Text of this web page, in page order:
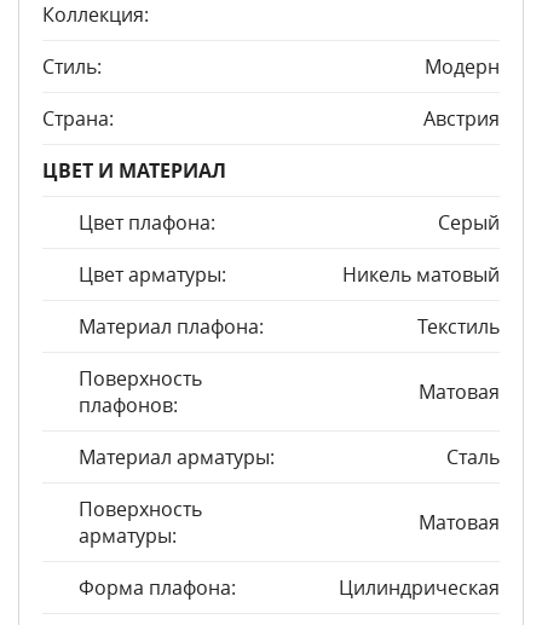
Коллекция:
Стиль:
Модерн
Страна:
Австрия
ЦВЕТ И МАТЕРИАЛ
Цвет плафона:
Серый
Цвет арматуры:
Никель матовый
Материал плафона:
Текстиль
Поверхность
плафонов:
Матовая
Материал арматуры:
Сталь
Поверхность
арматуры:
Матовая
Форма плафона:
Цилиндрическая